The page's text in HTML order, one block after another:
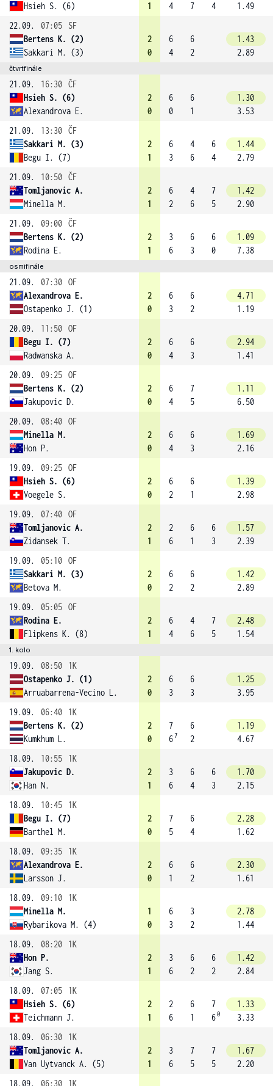
Hsieh S. (6)
1
4
7
4
1.49
22.09.
07:05
SF
Bertens K. (2)
Sakkari M. (3)
2
0
6
4
6
2
1.43
2.89
čtvrtfinále
21.09. 16:30 ČF
Hsieh S. (6)
Alexandrova E.
2
0
6
0
6
1
1.30
3.53
21.09.
13:30 ČF
Sakkari M. (3)
Begu I. (7)
2
1
6
3
4
6
6
4
1.44
2.79
21.09.
10:50 ČF
Tomljanovic A.
Minella M.
2
1
6
2
4
6
7
5
1.42
2.90
21.09.
09:00 ČF
Bertens K. (2)
Rodina E.
2
1
3
6
6
3
6
0
1.09
7.38
osmifinále
21.09. 07:30 OF
Alexandrova E.
Ostapenko J. (1)
2
0
6
3
6
2
4.71
1.19
20.09.
11:50 OF
Begu I. (7)
Radwanska A.
2
0
6
4
6
3
2.94
1.41
20.09.
09:25 OF
Bertens K. (2)
Jakupovic D.
2
0
6
4
7
5
1.11
6.50
20.09.
08:40 OF
Minella M.
Hon P.
2
0
6
4
6
3
1.69
2.16
19.09.
09:25 OF
Hsieh S. (6)
Voegele S.
2
0
6
2
6
1
1.39
2.98
19.09.
07:40 OF
Tomljanovic A.
Zidansek T.
2
1
2
6
6
1
6
3
1.57
2.39
19.09.
05:10 OF
Sakkari M. (3)
Betova M.
2
0
6
2
6
2
1.42
2.89
19.09.
05:05 OF
Rodina E.
Flipkens K. (8)
2
1
6
4
4
6
7
5
2.48
1.54
1. kolo
19.09. 08:50
1K
Ostapenko J. (1)
Arruabarrena-Vecino L.
2
0
6
3
6
3
1.25
3.95
19.09.
06:40
1K
Bertens K. (2)
Kumkhum L.
2
0
7
67
6
2
1.19
4.67
18.09.
10:55
1K
Jakupovic D.
Han N.
2
1
3
6
6
4
6
3
1.70
2.15
18.09.
10:45
1K
Begu I. (7)
Barthel M.
2
0
7
5
6
4
2.28
1.62
18.09.
09:35
1K
Alexandrova E.
Larsson J.
2
0
6
1
6
2
2.30
1.61
18.09.
09:10
1K
Minella M.
Rybarikova M. (4)
1
0
6
3
3
2
2.78
1.44
18.09.
08:20
1K
Hon P.
Jang S.
2
1
3
6
6
2
6
2
1.42
2.84
18.09.
07:05
1K
Hsieh S. (6)
Teichmann J.
2
1
2
6
6
1
7
60
1.33
3.33
18.09.
06:30
1K
Tomljanovic A.
Van Uytvanck A. (5)
2
1
3
6
7
5
7
5
1.67
2.20
18.09.
06:30 1K